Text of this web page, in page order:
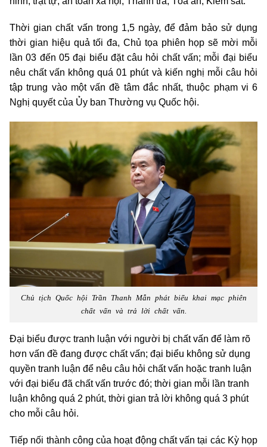
Thời gian chất vấn trong 1,5 ngày, để đảm bảo sử dụng
thời gian hiệu quả tối đa, Chủ tọa phiên họp sẽ mời mỗi
lần 03 đến 05 đại biểu đặt câu hỏi chất vấn; mỗi đại biểu
nêu chất vấn không quá 01 phút và kiến nghị mỗi câu hỏi
tập trung vào một vấn đề tâm đắc nhất, thuộc phạm vi 6
Nghị quyết của Ủy ban Thường vụ Quốc hội.
Chủ tịch Quốc hội Trần Thanh Mẫn phát biểu khai mạc phiên
chất vấn và trả lời chất vấn.
Đại biểu được tranh luận với người bị chất vấn để làm rõ
hơn vấn đề đang được chất vấn; đại biểu không sử dụng
quyền tranh luận để nêu câu hỏi chất vấn hoặc tranh luận
với đại biểu đã chất vấn trước đó; thời gian mỗi lần tranh
luận không quá 2 phút, thời gian trả lời không quá 3 phút
cho mỗi câu hỏi.
Tiếp nối thành công của hoạt động chất vấn tại các Kỳ họp